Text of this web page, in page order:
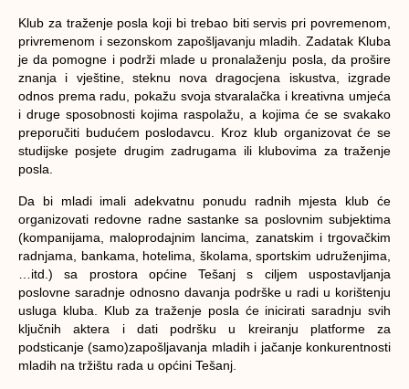
Klub za traženje posla koji bi trebao biti servis pri povremenom,
privremenom i sezonskom zapošljavanju mladih. Zadatak Kluba
je da pomogne i podrži mlade u pronalaženju posla, da prošire
znanja i vještine, steknu nova dragocjena iskustva, izgrade
odnos prema radu, pokažu svoja stvaralačka i kreativna umjeća
i druge sposobnosti kojima raspolažu, a kojima će se svakako
preporučiti budućem poslodavcu. Kroz klub organizovat će se
studijske posjete drugim zadrugama ili klubovima za traženje
posla.
Da bi mladi imali adekvatnu ponudu radnih mjesta klub će
organizovati redovne radne sastanke sa poslovnim subjektima
(kompanijama, maloprodajnim lancima, zanatskim i trgovačkim
radnjama, bankama, hotelima, školama, sportskim udruženjima,
…itd.) sa prostora općine Tešanj s ciljem uspostavljanja
poslovne saradnje odnosno davanja podrške u radi u korištenju
usluga kluba. Klub za traženje posla će inicirati saradnju svih
ključnih aktera i dati podršku u kreiranju platforme za
podsticanje (samo)zapošljavanja mladih i jačanje konkurentnosti
mladih na tržištu rada u općini Tešanj.